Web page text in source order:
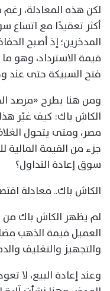
لكن هذه المعادلة، رغم
أكثر تعقيدًا مع اتساع
المدخرين؛ إذ أصبح
قيمة الاسترداد، وهو
فتح السبيكة حتى عند
ومن هنا يطرح «مرصد
الكاش باك: كيف غيّر
مصر، ومتى يتحول
جزء من القيمة المالية
سوق إعادة التداول؟
الكاش باك.. معادلة
لم يظهر الكاش باك من
العميل قيمة الذهب
والتجهيز والتغليف
وعند إعادة البيع، لا